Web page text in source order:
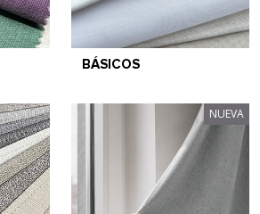
BÁSICOS
NUEVA